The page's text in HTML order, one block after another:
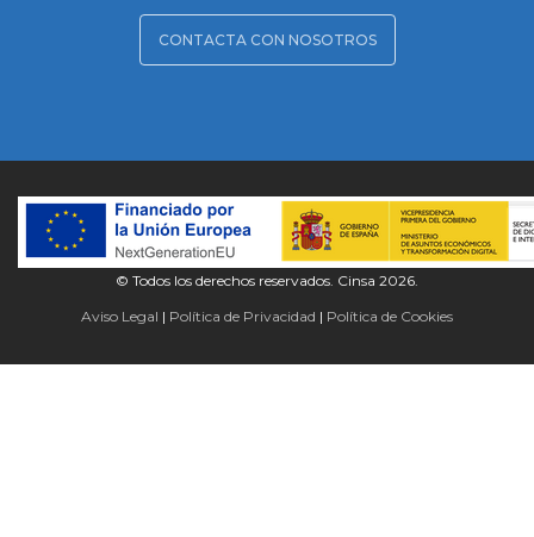
CONTACTA CON NOSOTROS
© Todos los derechos reservados. Cinsa 2026.
Aviso Legal
Política de Privacidad Política de Cookies